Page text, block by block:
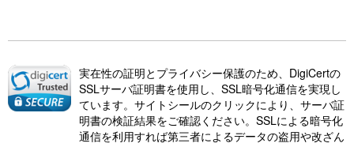
実在性の証明とプライバシー保護のため、DigiCertの
SSLサーバ証明書を使用し、SSL暗号化通信を実現し
ています。サイトシールのクリックにより、サーバ証
明書の検証結果をご確認ください。SSLによる暗号化
通信を利用すれば第三者によるデータの盗用や改ざん